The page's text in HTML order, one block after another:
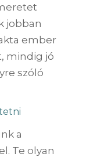
jobban
ember
mindig jó
szóló
a
Te olyan